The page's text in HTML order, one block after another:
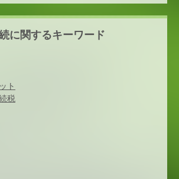
に関するキーワード
ト
税